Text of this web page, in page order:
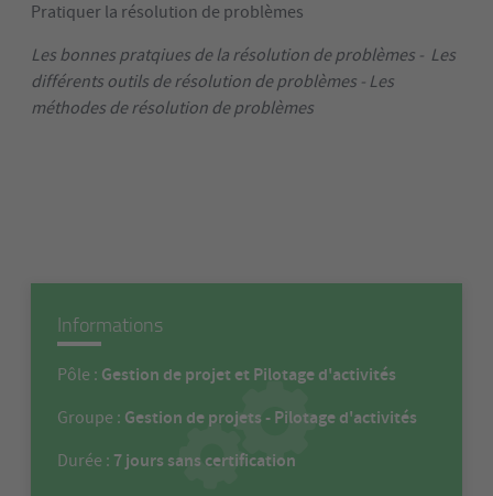
Pratiquer la résolution de problèmes
Les bonnes pratqiues de la résolution de problèmes - Les
différents outils de résolution de problèmes - Les
méthodes de résolution de problèmes
Informations
Pôle : Gestion de projet et Pilotage d'activités
Groupe : Gestion de projets - Pilotage d'activités
Durée : 7 jours sans certification